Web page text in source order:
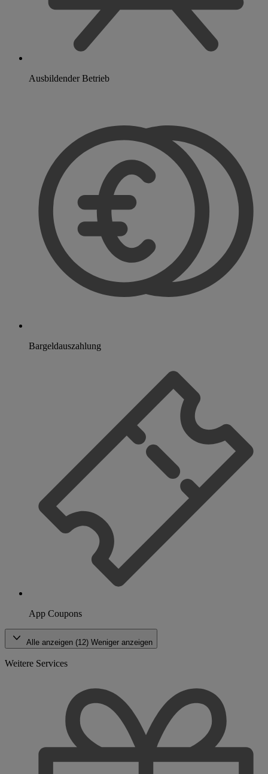
Ausbildender Betrieb
Bargeldauszahlung
App Coupons
Alle anzeigen (12) Weniger anzeigen
Weitere Services